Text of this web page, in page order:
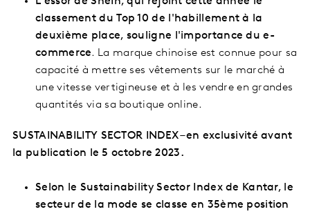
classement du Top 10 de l'habillement à la
deuxième place, souligne l'importance du e-
commerce. La marque chinoise est connue pour sa
capacité à mettre ses vêtements sur le marché à
une vitesse vertigineuse et à les vendre en grandes
quantités via sa boutique online.
SUSTAINABILITY SECTOR INDEX –en exclusivité avant
la publication le 5 octobre 2023.
Selon le Sustainability Sector Index de Kantar, le
secteur de la mode se classe en 35ème position